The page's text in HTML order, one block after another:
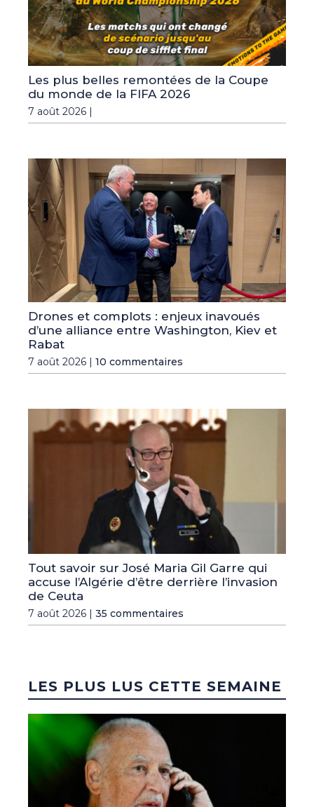
Les plus belles remontées de la Coupe
du monde de la FIFA 2026
7 août 2026 |
Drones et complots : enjeux inavoués
d’une alliance entre Washington, Kiev et
Rabat
7 août 2026 | 10 commentaires
Tout savoir sur José Maria Gil Garre qui
accuse l’Algérie d’être derrière l’invasion
de Ceuta
7 août 2026 | 35 commentaires
LES PLUS LUS CETTE SEMAINE